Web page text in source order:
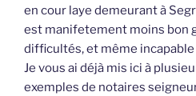
en cour laye demeurant à
est manifetement moins bon
difficultés, et même
Je vous ai déjà mis ici à
exemples de notaires